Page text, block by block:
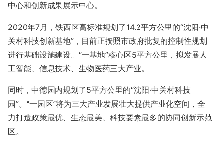
中心和创新成果展示中心。
2020年7月，铁西区高标准规划了14.2平方公里的“沈阳·中
关村科技创新基地”，目前正按照市政府批复的控制性规划
进行基础设施建设。“一基地”核心区5平方公里，拟发展人
工智能、信息技术、生物医药三大产业。
同时，中德园内规划了5平方公里的“沈阳·中关村科技
园”。“一园区”将为三大产业发展壮大提供产业化空间，全
力打造政策最优、生态最美、科技要素最多的协同创新示范
区。